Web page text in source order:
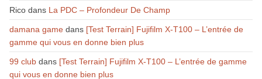
Ricodans La PDC – Profondeur De Champ
damana gamedans [Test Terrain] Fujifilm X-T100 – L’entrée de
gamme qui vous en donne bien plus
99 clubdans [Test Terrain] Fujifilm X-T100 – L’entrée de gamme
qui vous en donne bien plus